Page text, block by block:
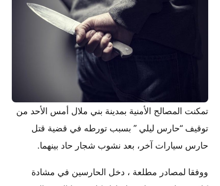
تمكنت المصالح الأمنية بمدينة بني ملال أمس الأحد من
توقيف “حارس ليلي ” بسبب تورطه في قضية قتل
حارس سيارات آخر، بعد نشوب شجار حاد بينهما.
ووفقا لمصادر مطلعة ، دخل الحارسين في مشادة